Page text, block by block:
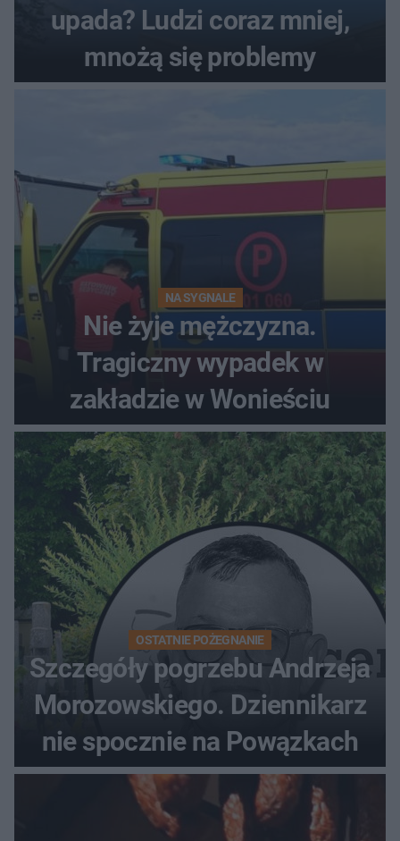
upada? Ludzi coraz mniej,
mnożą się problemy
NA SYGNALE
Nie żyje mężczyzna.
Tragiczny wypadek w
zakładzie w Wonieściu
OSTATNIE POŻEGNANIE
Szczegóły pogrzebu Andrzeja
Morozowskiego. Dziennikarz
nie spocznie na Powązkach